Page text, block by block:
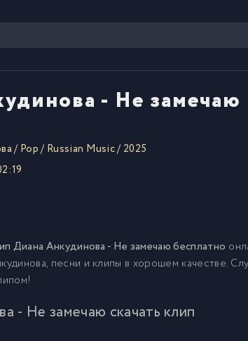
- Не замечаю
/ Pop/ Russian Music/ 2025
Диана Анкудинова - Не замечаю бесплатно
песни и клипы в хорошем качестве.
- Не замечаю скачать клип